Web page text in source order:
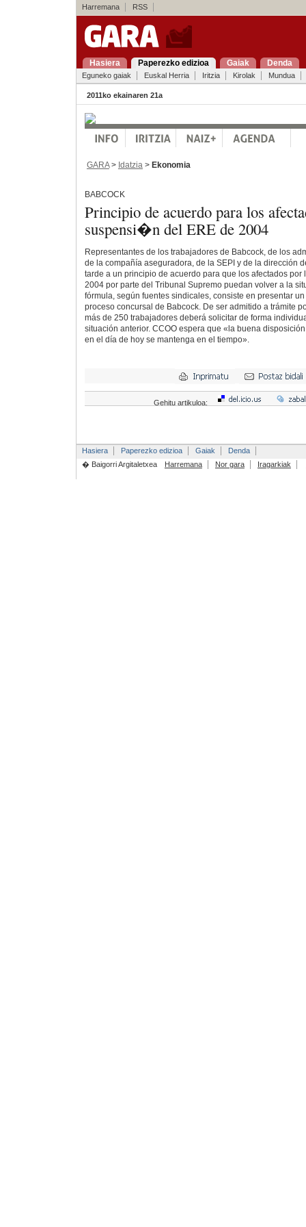
Harremana RSS
Hasiera Paperezko edizioa Gaiak Denda
Eguneko gaiak Euskal Herria Iritzia Kirolak Mundua
2011ko ekainaren 21a
GARA> Idatzia > Ekonomia
BABCOCK
Principio de acuerdo para los
suspensi�n del ERE de 2004
Representantes de los trabajadores de Babcock, de los
de la compañía aseguradora, de la SEPI y de la dirección
tarde a un principio de acuerdo para que los afectados por
2004 por parte del Tribunal Supremo puedan volver a la
fórmula, según fuentes sindicales, consiste en presentar
proceso concursal de Babcock. De ser admitido a trámite
más de 250 trabajadores deberá solicitar de forma
situación anterior. CCOO espera que «la buena
en el día de hoy se mantenga en el tiempo».
Gehitu artikuloa:
Hasiera Paperezko edizioa Gaiak
Denda
� Baigorri Argitaletxea
Harremana Nor gara Iragarkiak